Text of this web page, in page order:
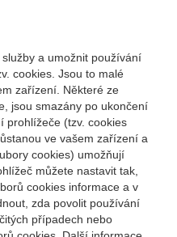
a umožnit používání
cookies. Jsou to malé
zařízení. Některé ze
jsou smazány po ukončení
prohlížeče (tzv. cookies
ve vašem zařízení a
cookies) umožňují
můžete nastavit tak,
cookies informace a v
zda povolit používání
případech nebo